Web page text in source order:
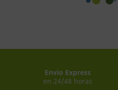
Envio Express
en 24/48 horas